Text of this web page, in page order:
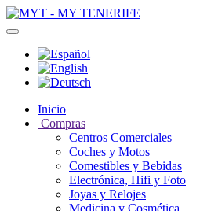
Inicio
Compras
Centros Comerciales
Coches y Motos
Comestibles y Bebidas
Electrónica, Hifi y Foto
Joyas y Relojes
Medicina y Cosmética